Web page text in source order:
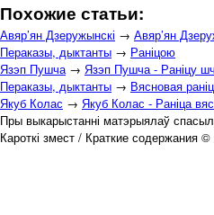
Похожие статьи:
Авяр’ян Дзеружынскі → Авяр’ян
Пераказы, дыктанты → Раніцою
Язэп Пушча→ Язэп Пушча - Раніцу
Пераказы, дыктанты → Вясновая
Якуб Колас → Якуб Колас - Раніца
Пры выкарыстанні матэрыялаў
Кароткі змест / Краткие содержания ©